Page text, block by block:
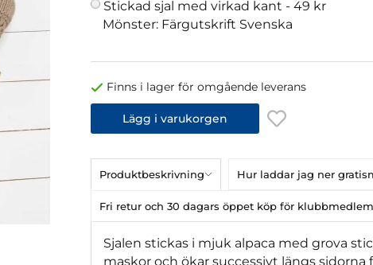
Stickad sjal med virkad kant - 49 kr
Mönster: Färgutskrift Svenska
Finns i lager för omgående leverans
Lägg i varukorgen
Produktbeskrivning Hur laddar jag ner
Fri retur och 30 dagars öppet köp för
Sjalen stickas i mjuk alpaca med grova
maskor och ökar successivt längs